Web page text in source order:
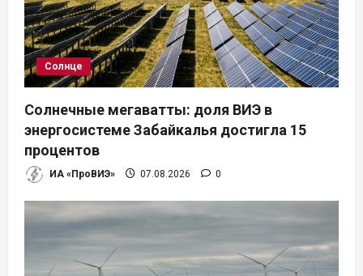
Солнце
Солнечные мегаватты: доля ВИЭ в
энергосистеме Забайкалья достигла 15
процентов
ИА «ПроВИЭ» 07.08.2026 0